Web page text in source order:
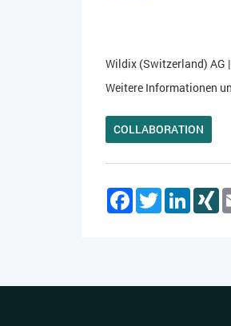
Wildix (Switzerland) AG
Weitere Informationen
COLLABORATION
FacebookTwitter